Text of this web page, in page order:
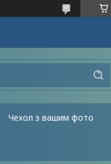
Чехол з вашим фото